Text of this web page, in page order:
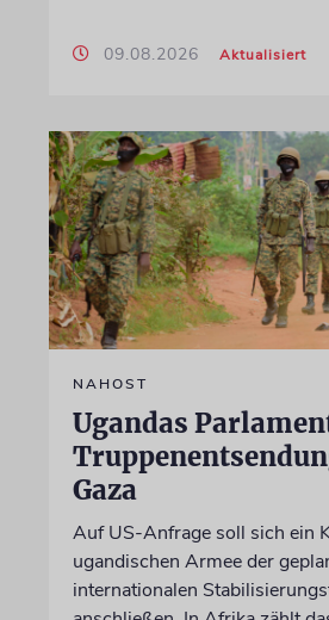
09.08.2026 Aktualisiert
NAHOST
Ugandas
Gaza
Auf US-Anfrage soll sich ein
ugandischen Armee der
internationalen